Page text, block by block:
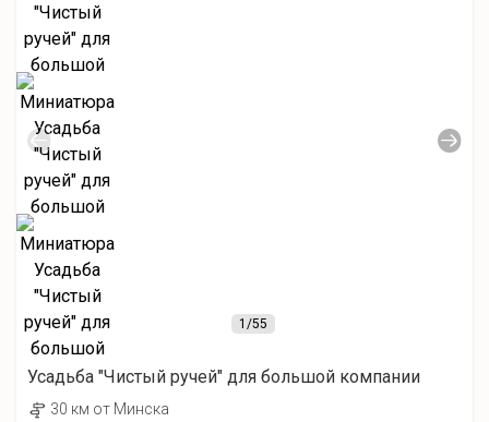
1/55
Усадьба "Чистый ручей" для большой компании
30 км от Минска